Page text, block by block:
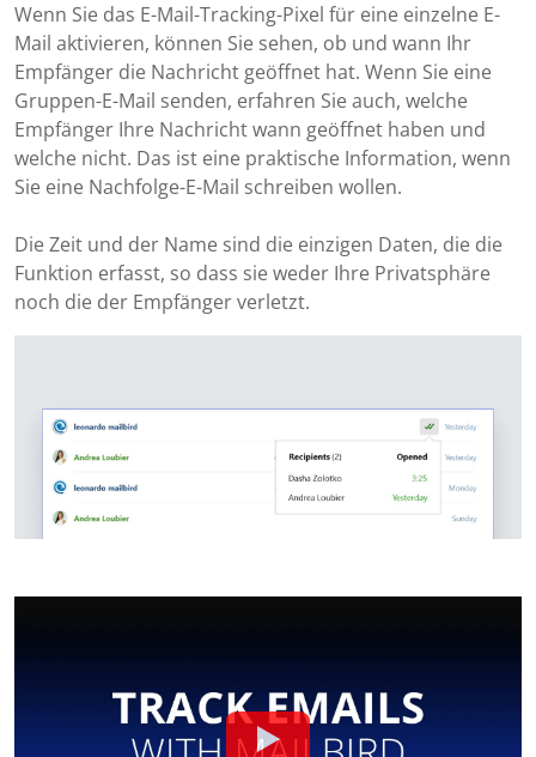
Wenn Sie das E-Mail-Tracking-Pixel für eine einzelne E-
Mail aktivieren, können Sie sehen, ob und wann Ihr
Empfänger die Nachricht geöffnet hat. Wenn Sie eine
Gruppen-E-Mail senden, erfahren Sie auch, welche
Empfänger Ihre Nachricht wann geöffnet haben und
welche nicht. Das ist eine praktische Information, wenn
Sie eine Nachfolge-E-Mail schreiben wollen.
Die Zeit und der Name sind die einzigen Daten, die die
Funktion erfasst, so dass sie weder Ihre Privatsphäre
noch die der Empfänger verletzt.